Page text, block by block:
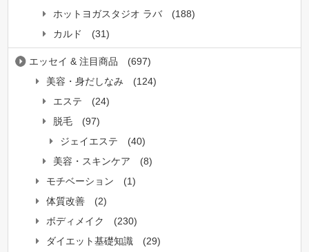
ホットヨガスタジオ ラバ
(188)
カルド
(31)
エッセイ & 注目商品
(697)
美容・身だしなみ
(124)
エステ
(24)
脱毛
(97)
ジェイエステ
(40)
美容・スキンケア
(8)
モチベーション
(1)
体質改善
(2)
ボディメイク
(230)
ダイエット基礎知識
(29)